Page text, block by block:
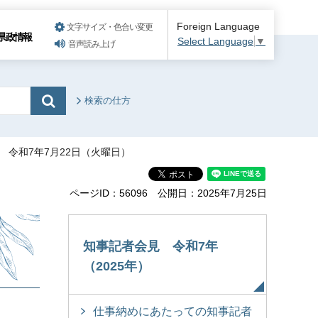
政情報
文字サイズ・色合い変更
音声読み上げ
Foreign Language
Select Language ▼
検索の仕方
和7年7月22日（火曜日）
ページID：56096 公開日：2025年7月25日
知事記者会見 令和7年
（2025年）
仕事納めにあたっての知事記者